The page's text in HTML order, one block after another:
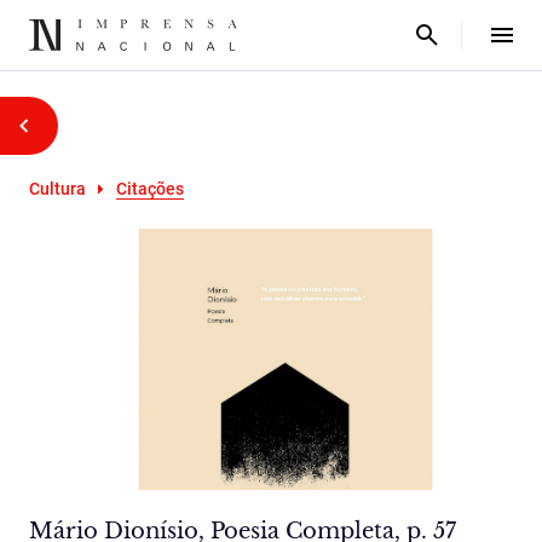
Cultura Citações
Mário Dionísio, Poesia Completa, p. 57